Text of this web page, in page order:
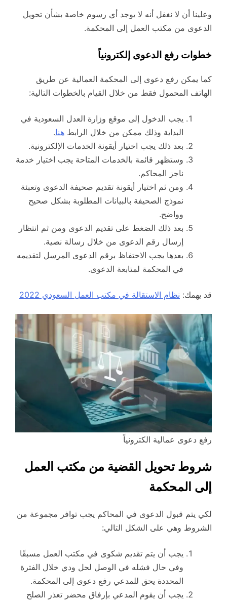
وعلينا أن لا نغفل أنه لا يوجد أي رسوم خاصة بشأن تحويل
الدعوى من مكتب العمل إلى المحكمة.
خطوات رفع الدعوى إلكترونياً
كما يمكن رفع دعوى إلى المحكمة العمالية عن طريق
الهاتف المحمول فقط من خلال القيام بالخطوات التالية:
يجب الدخول إلى موقع وزارة العدل السعودية في
البداية وذلك ممكن من خلال الرابط هنا.
بعد ذلك يجب اختيار أيقونة الخدمات الإلكترونية.
وستظهر قائمة بالخدمات المتاحة يجب اختيار خدمة
ناجز المحاكم.
ومن ثم اختيار أيقونة تقديم صحيفة الدعوى وتعبئة
نموذج الصحيفة بالبيانات المطلوبة بشكل صحيح
وواضح.
بعد ذلك الضغط على تقديم الدعوى ومن ثم انتظار
إرسال رقم الدعوى من خلال رسالة نصية.
بعدها يجب الاحتفاظ برقم الدعوى المرسل لتقديمه
في المحكمة لمتابعة الدعوى.
قد يهمك: نظام الاستقالة في مكتب العمل السعودي 2022
رفع دعوى عمالية الكترونياً
شروط تحويل القضية من مكتب العمل
إلى المحكمة
لكي يتم قبول الدعوى في المحاكم يجب توافر مجموعة من
الشروط وهي على الشكل التالي:
يجب أن يتم تقديم شكوى في مكتب العمل مسبقًا
وفي حال فشله في الوصل لحل ودي خلال الفترة
المحددة يحق للمدعي رفع دعوى إلى المحكمة.
يجب أن يقوم المدعي بإرفاق محضر تعذر الصلح